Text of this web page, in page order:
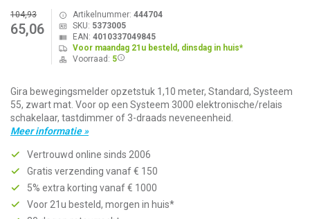
104,93
65,06
Artikelnummer: 444704
SKU: 5373005
EAN: 4010337049845
Voor maandag 21u besteld, dinsdag in huis*
Voorraad: 5
Gira bewegingsmelder opzetstuk 1,10 meter, Standard, Systeem
55, zwart mat. Voor op een Systeem 3000 elektronische/relais
schakelaar, tastdimmer of 3-draads neveneenheid.
Meer informatie »
Vertrouwd online sinds 2006
Gratis verzending vanaf € 150
5% extra korting vanaf € 1000
Voor 21u besteld, morgen in huis*